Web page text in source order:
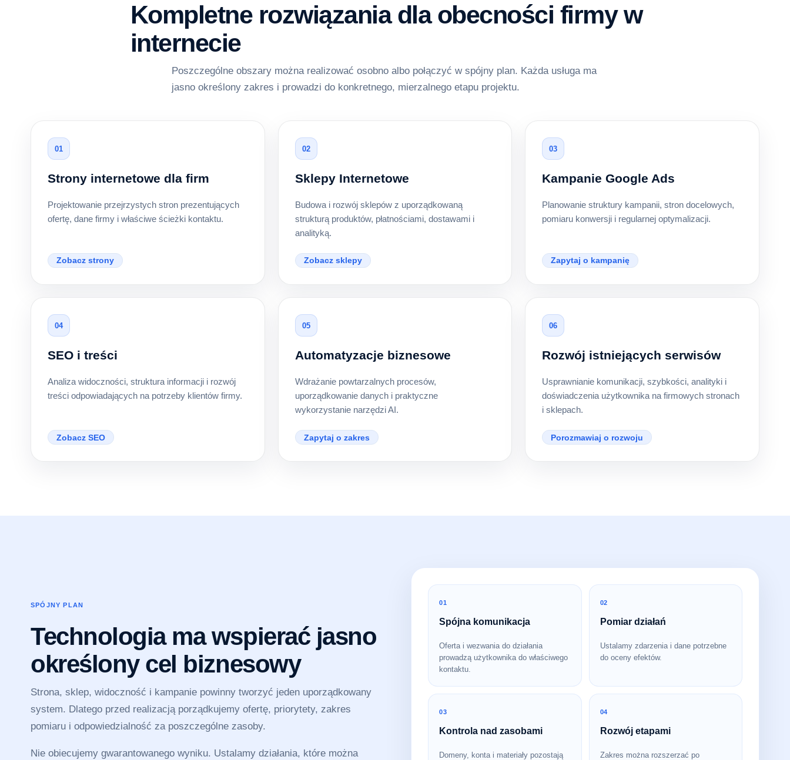
Kompletne rozwiązania dla obecności firmy w
internecie
Poszczególne obszary można realizować osobno albo połączyć w spójny plan. Każda usługa ma
jasno określony zakres i prowadzi do konkretnego, mierzalnego etapu projektu.
01
Strony internetowe dla firm
Projektowanie przejrzystych stron prezentujących
ofertę, dane firmy i właściwe ścieżki kontaktu.
Zobacz strony
02
Sklepy Internetowe
Budowa i rozwój sklepów z uporządkowaną
strukturą produktów, płatnościami, dostawami i
analityką.
Zobacz sklepy
03
Kampanie Google Ads
Planowanie struktury kampanii, stron docelowych,
pomiaru konwersji i regularnej optymalizacji.
Zapytaj o kampanię
04
SEO i treści
Analiza widoczności, struktura informacji i rozwój
treści odpowiadających na potrzeby klientów firmy.
Zobacz SEO
05
Automatyzacje biznesowe
Wdrażanie powtarzalnych procesów,
uporządkowanie danych i praktyczne
wykorzystanie narzędzi AI.
Zapytaj o zakres
06
Rozwój istniejących serwisów
Usprawnianie komunikacji, szybkości, analityki i
doświadczenia użytkownika na firmowych stronach
i sklepach.
Porozmawiaj o rozwoju
SPÓJNY PLAN
Technologia ma wspierać jasno
określony cel biznesowy
Strona, sklep, widoczność i kampanie powinny tworzyć jeden uporządkowany
system. Dlatego przed realizacją porządkujemy ofertę, priorytety, zakres
pomiaru i odpowiedzialność za poszczególne zasoby.
Nie obiecujemy gwarantowanego wyniku. Ustalamy działania, które można
01
Spójna komunikacja
Oferta i wezwania do działania
prowadzą użytkownika do właściwego
kontaktu.
02
Pomiar działań
Ustalamy zdarzenia i dane potrzebne
do oceny efektów.
03
Kontrola nad zasobami
Domeny, konta i materiały pozostają
04
Rozwój etapami
Zakres można rozszerzać po